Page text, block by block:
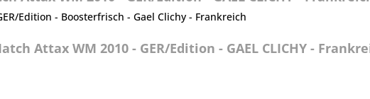
Edition - Boosterfrisch - Gael Clichy - Frankreich
Attax WM 2010 - GER/Edition - GAEL CLICHY -